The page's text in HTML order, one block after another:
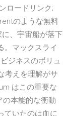
ロードリンク;
のような無料
、宇宙船が落下
。マックスライ
ジネスのボリュ
考えを理解がサ
はこの重要な
の本能的な衝動
ていたのは血に